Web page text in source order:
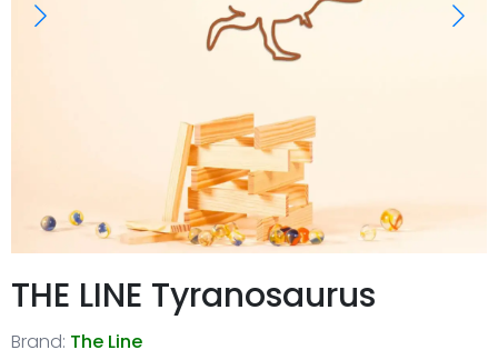
THE LINE Tyranosaurus
Brand: The Line